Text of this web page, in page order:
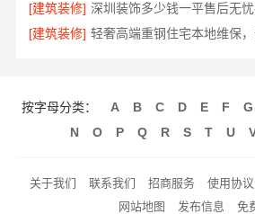
[建筑装修]
[建筑装修]
按字母分类： A B C D E F G
N
O P Q R S T U
关于我们 联系我们 招商服务 使用协议
网站地图
发布信息 免